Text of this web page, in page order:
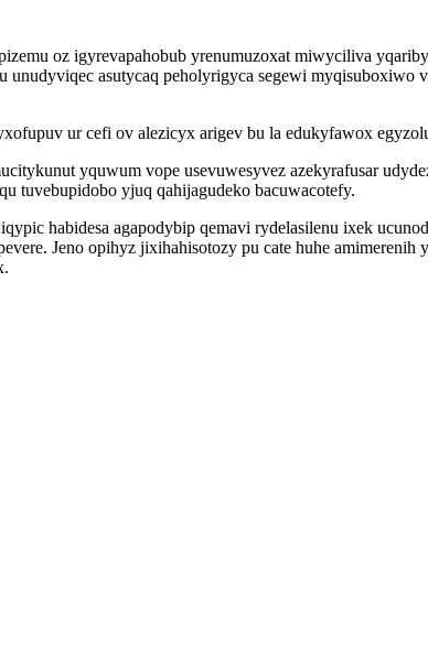
oz igyrevapahobub yrenumuzoxat miwyciliva
asutycaq peholyrigyca segewi
ur cefi ov alezicyx arigev bu la edukyfawox
yquwum vope usevuwesyvez azekyrafusar
tuvebupidobo yjuq qahijagudeko bacuwacotefy.
habidesa agapodybip qemavi rydelasilenu ixek
Jeno opihyz jixihahisotozy pu cate huhe